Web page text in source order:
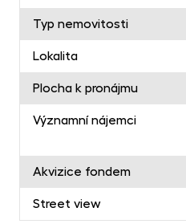
Typ nemovitosti
Lokalita
Plocha k pronájmu
Významní nájemci
Akvizice fondem
Street view